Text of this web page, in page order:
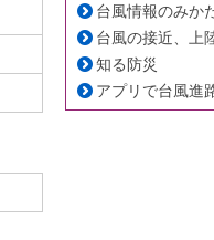
台風情報のみか
台風の接近、上
知る防災
アプリで台風進